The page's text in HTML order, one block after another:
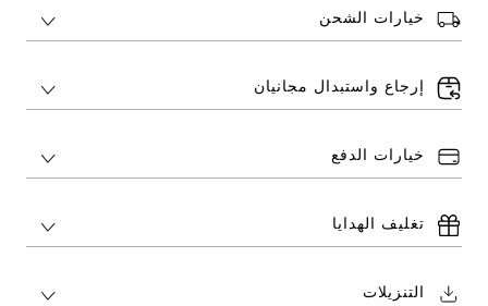
خيارات الشحن
إرجاع واستبدال مجانيان
خيارات الدفع
تغليف الهدايا
التنزيلات